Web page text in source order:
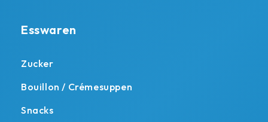
Esswaren
Zucker
Bouillon / Crémesuppen
Snacks